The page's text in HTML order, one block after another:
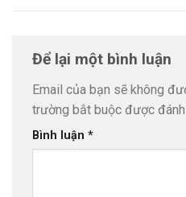
Để lại một bình luận
Email của bạn sẽ không
trường bắt buộc được
Bình luận *